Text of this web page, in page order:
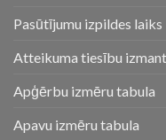
Pasūtījumu izpildes laiks
Atteikuma tiesību
Apģērbu izmēru tabula
Apavu izmēru tabula